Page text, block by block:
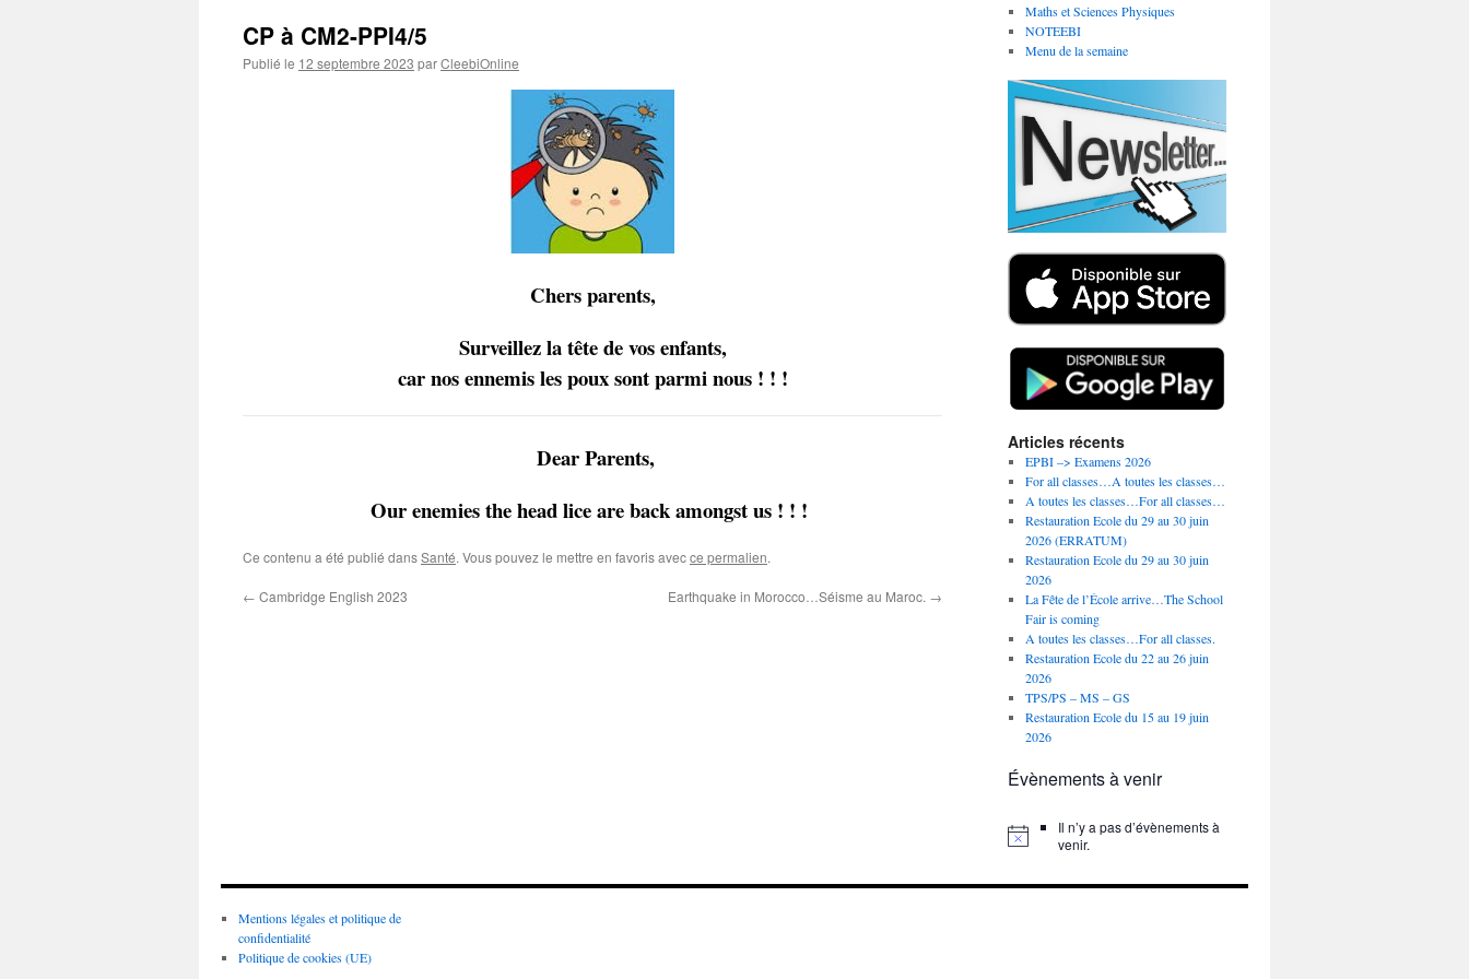
CP à CM2-PPI4/5
Publié le 12 septembre 2023 parCleebiOnline
Chers parents,
Surveillez la tête de vos enfants,
car nos ennemis les poux sont parmi nous ! ! !
Dear Parents,
Our enemies the head lice are back amongst us ! ! !
Ce contenu a été publié dansSanté. Vous pouvez le mettre en favoris avecce permalien.
← Cambridge English 2023 Earthquake in Morocco…Séisme au Maroc. →
Maths et Sciences Physiques
NOTEEBI
Menu de la semaine
Articles récents
EPBI –> Examens 2026
For all classes…A toutes les classes…
A toutes les classes…For all classes…
Restauration Ecole du 29 au 30 juin
2026 (ERRATUM)
Restauration Ecole du 29 au 30 juin
2026
La Fête de l’École arrive…The School
Fair is coming
A toutes les classes…For all classes.
Restauration Ecole du 22 au 26 juin
2026
TPS/PS – MS – GS
Restauration Ecole du 15 au 19 juin
2026
Évènements à venir
Il n’y a pas d’évènements à
venir.
Mentions légales et politique de
confidentialité
Politique de cookies (UE)